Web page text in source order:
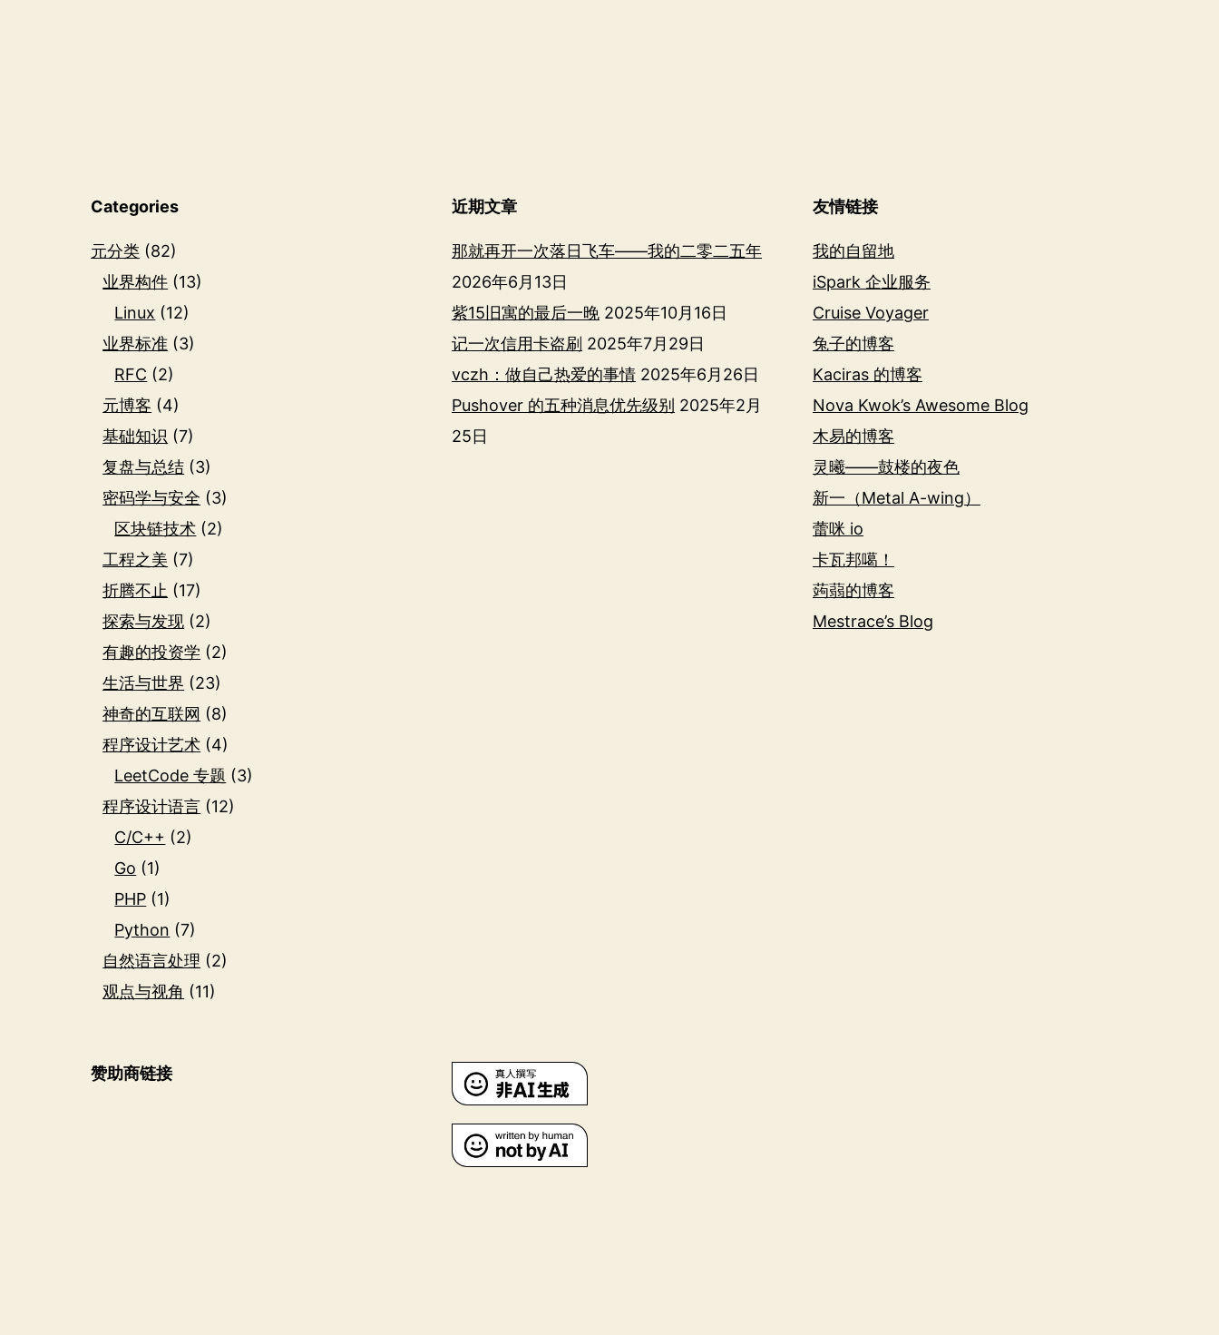
Categories
元分类 (82)
业界构件 (13)
Linux (12)
业界标准 (3)
RFC (2)
元博客 (4)
基础知识 (7)
复盘与总结 (3)
密码学与安全 (3)
区块链技术 (2)
工程之美 (7)
折腾不止 (17)
探索与发现 (2)
有趣的投资学 (2)
生活与世界 (23)
神奇的互联网 (8)
程序设计艺术 (4)
LeetCode 专题 (3)
程序设计语言 (12)
C/C++ (2)
Go (1)
PHP (1)
Python (7)
自然语言处理 (2)
观点与视角 (11)
近期文章
那就再开一次落日飞车——我的二零二五年
2026年6月13日
紫15旧寓的最后一晚 2025年10月16日
记一次信用卡盗刷 2025年7月29日
vczh：做自己热爱的事情 2025年6月26日
Pushover 的五种消息优先级别 2025年2月
25日
友情链接
我的自留地
iSpark 企业服务
Cruise Voyager
兔子的博客
Kaciras 的博客
Nova Kwok’s Awesome Blog
木易的博客
灵曦——鼓楼的夜色
新一（Metal A-wing）
蕾咪 io
卡瓦邦噶！
蒟蒻的博客
Mestrace’s Blog
赞助商链接